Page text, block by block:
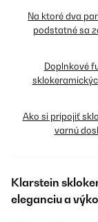
Na ktoré dva
podstatné sa
Doplnkové
Ako si pripojiť
varnú
Klarstein
eleganciu a